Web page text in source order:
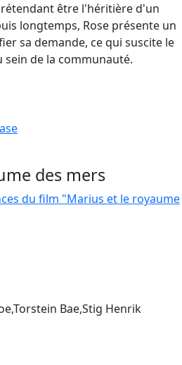
être l'héritière d'un
longtemps, Rose présente un
sa demande, ce qui suscite le
sein de la communauté.
des mers
du film "Marius et le royaume
Bae,Stig Henrik